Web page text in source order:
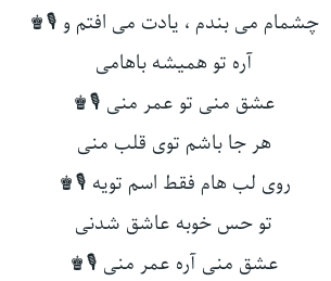
چشمام می بندم ، یادت می افتم و 🎙♚
آره تو همیشه باهامی
عشق منی تو عمر منی 🎙♚
هر جا باشم توی قلب منی
روی لب هام فقط اسم تویه 🎙♚
تو حس خوبه عاشق شدنی
عشق منی آره عمر منی 🎙♚